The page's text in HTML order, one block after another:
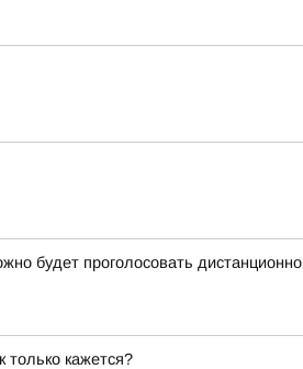
будет проголосовать дистанционно
только кажется?